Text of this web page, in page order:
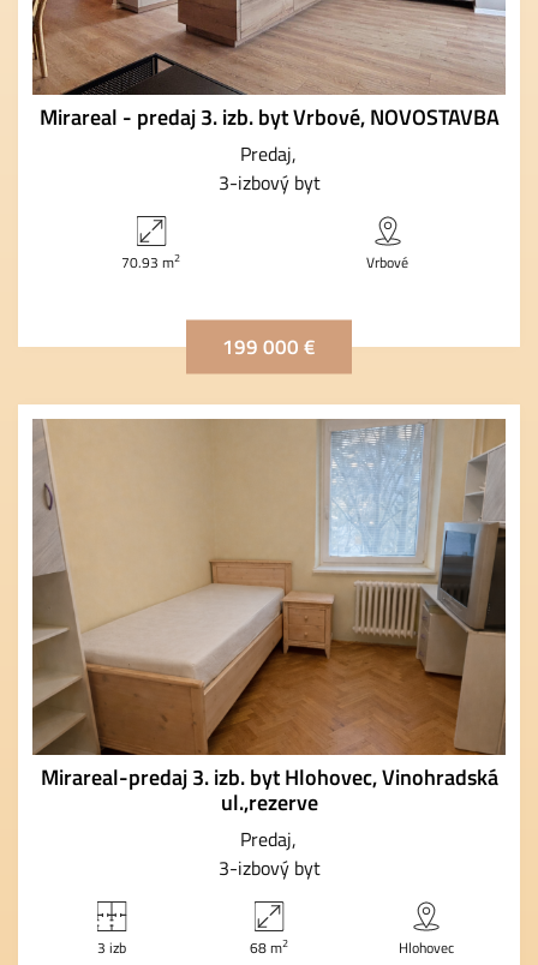
Mirareal - predaj 3. izb. byt Vrbové, NOVOSTAVBA
Predaj
3-izbový byt
70.93 m2 Vrbové
199 000 €
Mirareal-predaj 3. izb. byt Hlohovec, Vinohradská
ul.,rezerve
Predaj
3-izbový byt
3 izb 68 m2 Hlohovec